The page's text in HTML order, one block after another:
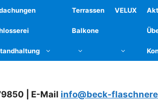
Terrassen
Balkone
VELUX
| E-Mail info@beck-